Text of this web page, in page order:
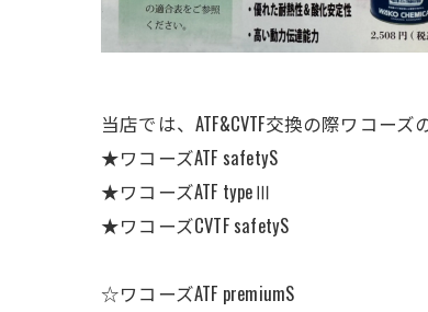
当店では、ATF&CVTF交換の際ワコーズ
★ワコーズATF safetyS
★ワコーズATF typeⅢ
★ワコーズCVTF safetyS
☆ワコーズATF premiumS